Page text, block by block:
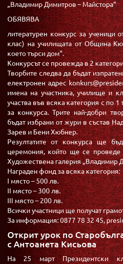
„Владимир Димитров – Майстора“
ОБЯВЯВА
литературен конкурс за ученици
клас) на училищата от Община
което търси дом“.
Конкурсът се провежда в 2
Творбите следва да бъдат
електронен адрес
имена на участника, училище и
участва във всяка категория с по
за конкурса. Трите най-добри
бъдат избрани от жури в състав
Зарев и Бени Хюбнер.
Резултатите от конкурса ще
церемония, който ще се
Художествена галерия „Владимир
Награден фонд за всяка категория:
I място – 500 лв.
II място – 300 лв.
III място – 200 лв.
Всички участници ще получат
За информация: 0877 78 32 45,
Открит урок по
с Антоанета Кисьова
На 25 март Президентски